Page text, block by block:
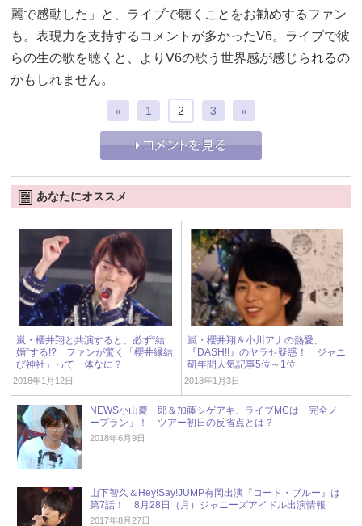
麗で感動した」と、ライブで聴くことをお勧めするファン
も。表現力を支持するコメントが多かったV6。ライブで彼
らの生の歌を聴くと、よりV6の歌う世界感が感じられるの
かもしれません。
« 1 2 3 »
あなたにオススメ
嵐・櫻井翔と共演すると、必ず“結
婚”する!? ファンが驚く「櫻井縁結
び神社」って一体なに？
2018年1月12日
嵐・櫻井翔＆小川アナの熱愛、
『DASH!!』のヤラセ疑惑！ ジャニ
研年間人気記事5位～1位
2018年1月3日
NEWS小山慶一郎＆加藤シゲアキ、ライブMCは「完全ノ
ープラン」！ ツアー初日の反省点とは？
2018年6月9日
山下智久＆Hey!Say!JUMP有岡出演『コード・ブルー』は
第7話！ 8月28日（月）ジャニーズアイドル出演情報
2017年8月27日